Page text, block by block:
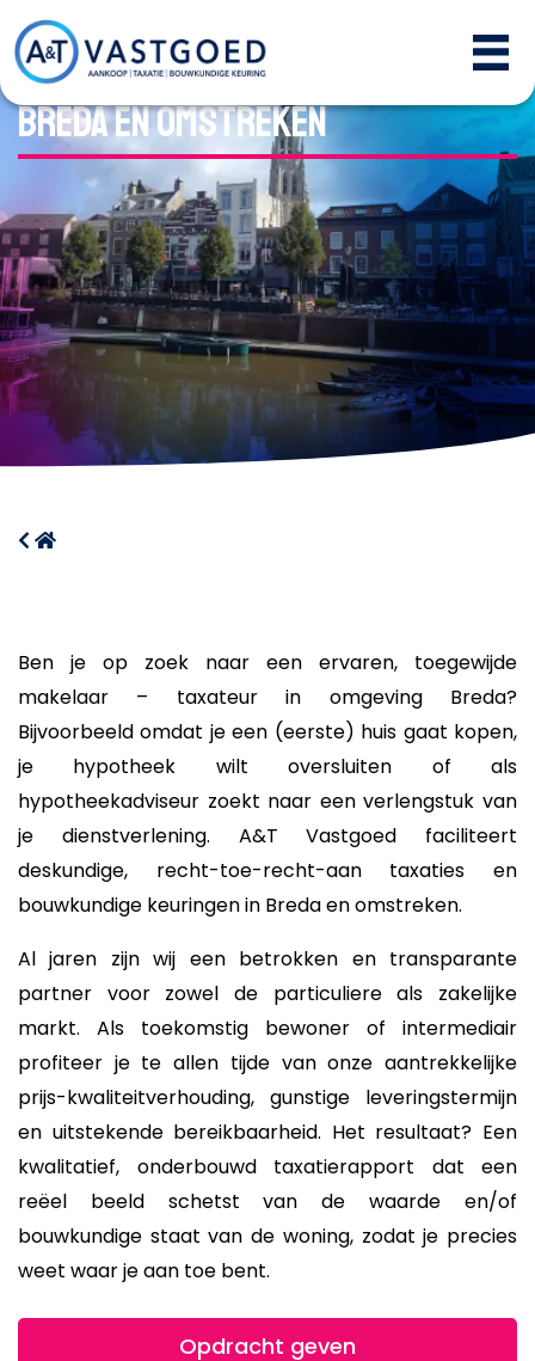
de makelaar - taxateur van
Breda en omstreken
Ben je op zoek naar een ervaren, toegewijde
makelaar – taxateur in omgeving Breda?
Bijvoorbeeld omdat je een (eerste) huis gaat kopen,
je hypotheek wilt oversluiten of als
hypotheekadviseur zoekt naar een verlengstuk van
je dienstverlening. A&T Vastgoed faciliteert
deskundige, recht-toe-recht-aan taxaties en
bouwkundige keuringen in Breda en omstreken.
Al jaren zijn wij een betrokken en transparante
partner voor zowel de particuliere als zakelijke
markt. Als toekomstig bewoner of intermediair
profiteer je te allen tijde van onze aantrekkelijke
prijs-kwaliteitverhouding, gunstige leveringstermijn
en uitstekende bereikbaarheid. Het resultaat? Een
kwalitatief, onderbouwd taxatierapport dat een
reëel beeld schetst van de waarde en/of
bouwkundige staat van de woning, zodat je precies
weet waar je aan toe bent.
Opdracht geven